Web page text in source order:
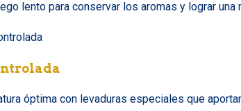
lento para conservar los aromas y lograr una
óptima con levaduras especiales que